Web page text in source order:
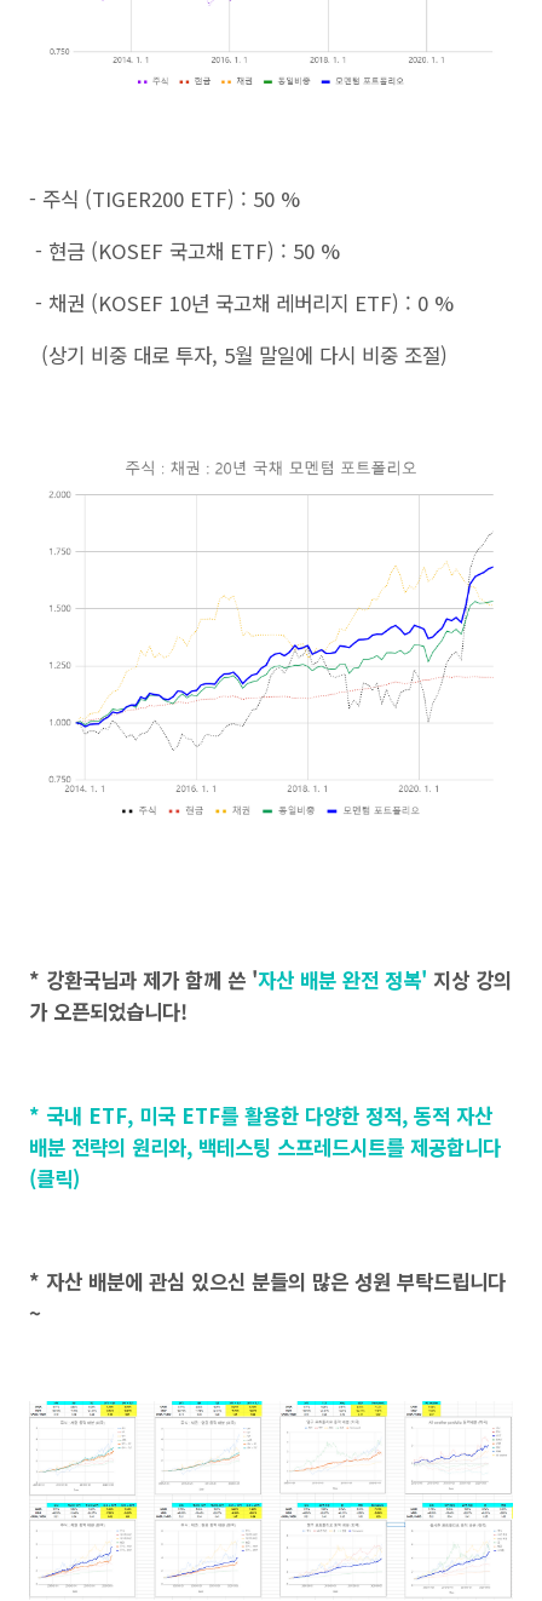
- 주식 (TIGER200 ETF) : 50 %
- 현금 (KOSEF 국고채 ETF) : 50 %
- 채권 (KOSEF 10년 국고채 레버리지 ETF) : 0 %
(상기 비중 대로 투자, 5월 말일에 다시 비중 조절)
* 강환국님과 제가 함께 쓴 '자산 배분 완전 정복' 지상 강의
가 오픈되었습니다!
* 국내 ETF, 미국 ETF를 활용한 다양한 정적, 동적 자산
배분 전략의 원리와, 백테스팅 스프레드시트를 제공합니다
(클릭)
* 자산 배분에 관심 있으신 분들의 많은 성원 부탁드립니다
~